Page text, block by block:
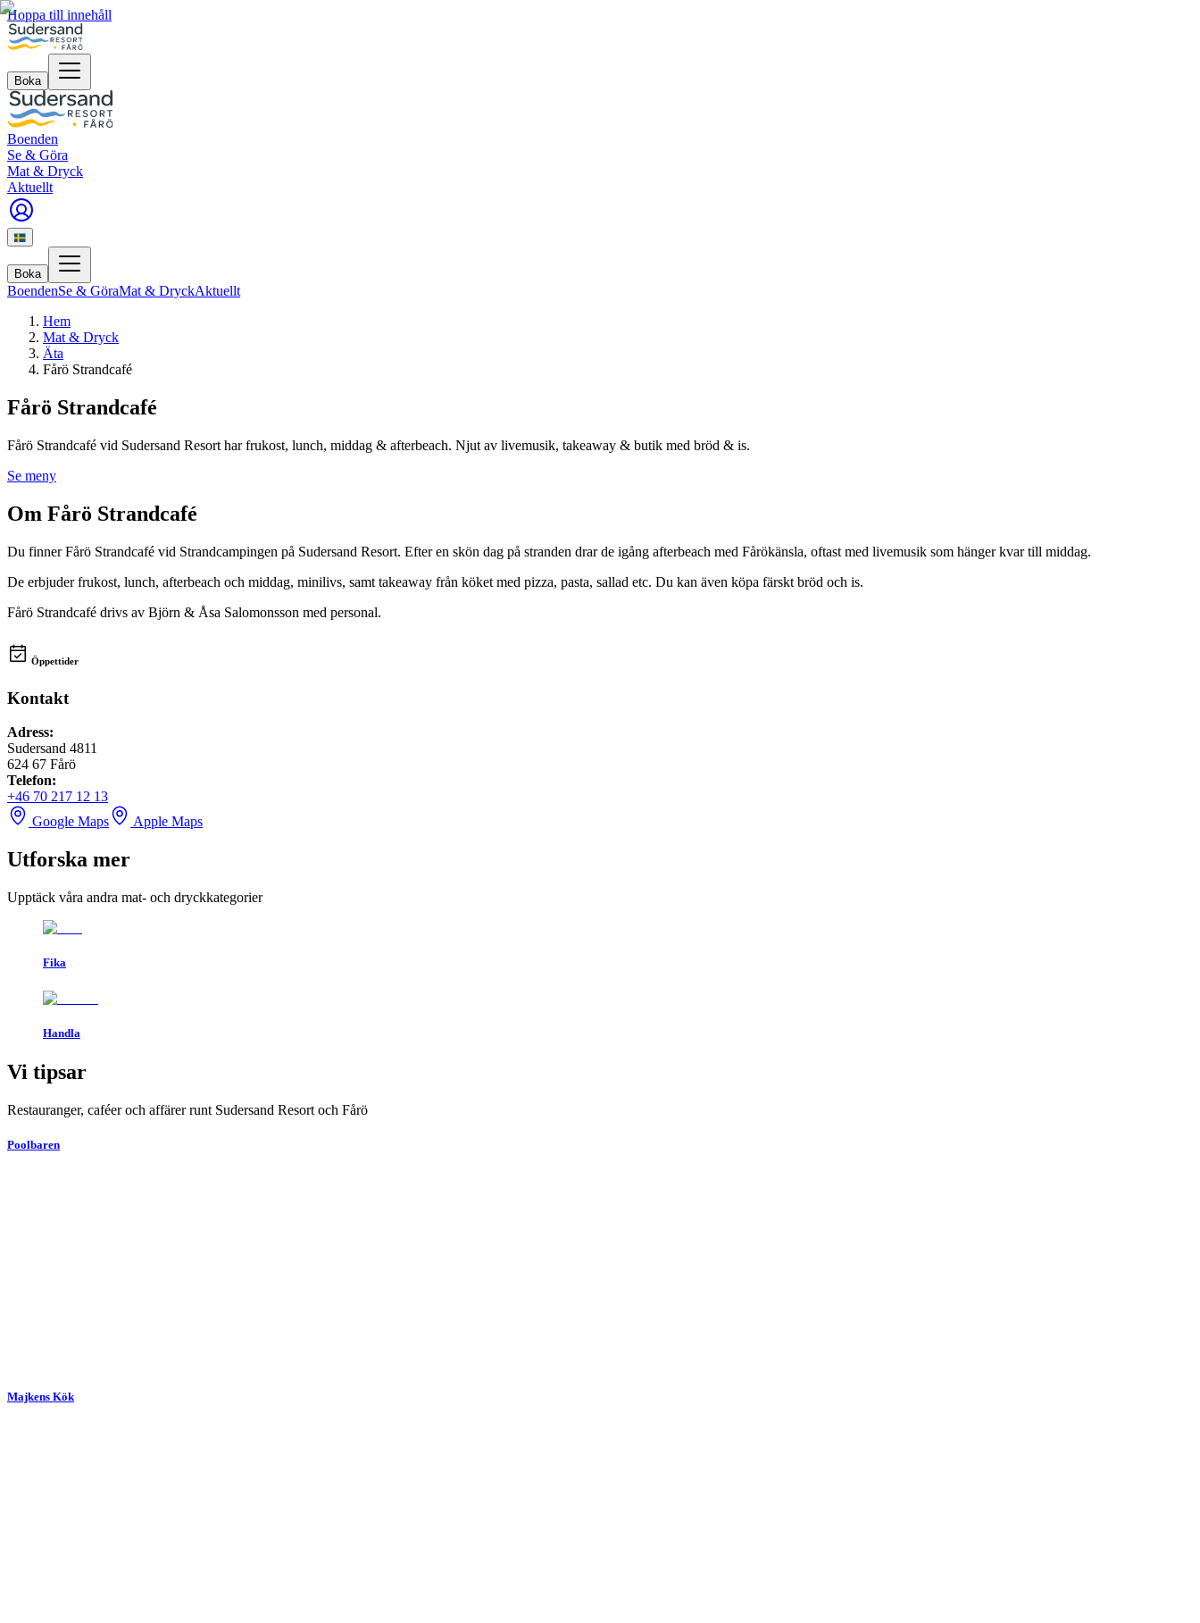
Hoppa till innehåll
Boka
Boenden
Se & Göra
Mat & Dryck
Aktuellt
Boka
BoendenSe & GöraMat & DryckAktuellt
Hem
Mat & Dryck
Äta
Fårö Strandcafé
Fårö Strandcafé
Fårö Strandcafé vid Sudersand Resort har frukost, lunch, middag & afterbeach. Njut av livemusik, takeaway & butik med bröd & is.
Se meny
Om Fårö Strandcafé
Du finner Fårö Strandcafé vid Strandcampingen på Sudersand Resort. Efter en skön dag på stranden drar de igång afterbeach med Fårökänsla, oftast med livemusik som hänger kvar till middag.
De erbjuder frukost, lunch, afterbeach och middag, minilivs, samt takeaway från köket med pizza, pasta, sallad etc. Du kan även köpa färskt bröd och is.
Fårö Strandcafé drivs av Björn & Åsa Salomonsson med personal.
Öppettider
Kontakt
Adress:
Sudersand 4811
624 67 Fårö
Telefon:
+46 70 217 12 13
Google Maps
Apple Maps
Utforska mer
Upptäck våra andra mat- och dryckkategorier
Fika
Handla
Vi tipsar
Restauranger, caféer och affärer runt Sudersand Resort och Fårö
Poolbaren
Majkens Kök